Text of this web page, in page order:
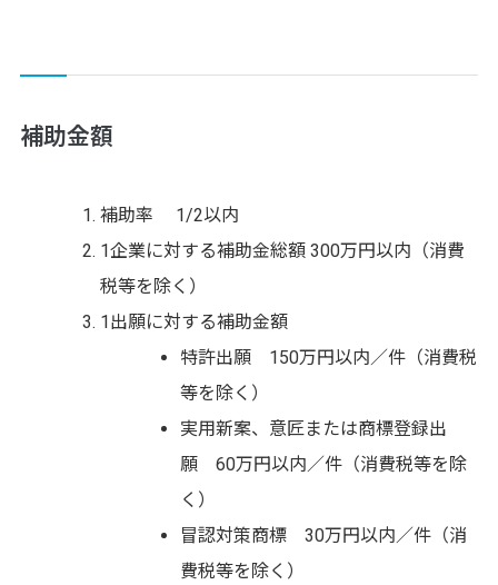
補助金額
補助率 1/2以内
1企業に対する補助金総額 300万円以内（消費
税等を除く）
1出願に対する補助金額
特許出願 150万円以内／件（消費税
等を除く）
実用新案、意匠または商標登録出
願 60万円以内／件（消費税等を除
く）
冒認対策商標 30万円以内／件（消
費税等を除く）